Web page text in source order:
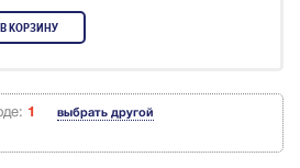
В КОРЗИНУ
1 выбрать другой